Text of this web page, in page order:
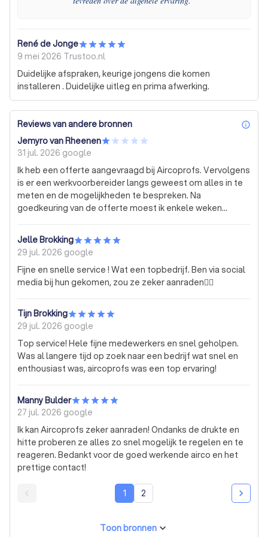
René de Jonge
9 mei 2026 Trustoo.nl
Duidelijke afspraken, keurige jongens die komen
installeren . Duidelijke uitleg en prima afwerking.
Reviews van andere bronnen
Jemyro van Rheenen
31 jul. 2026 google
Ik heb een offerte aangevraagd bij Aircoprofs. Vervolgens
is er een werkvoorbereider langs geweest om alles in te
meten en de mogelijkheden te bespreken. Na
goedkeuring van de offerte moest ik enkele weken
speciaal een vrije dag opgenomen. Toen de monteur
arriveerde, bleek hij de installatie echter niet te kunnen
uitvoeren. Hij had niet de juiste materialen bij zich en ook
geen langere ladder, terwijl vooraf bekend was dat de
buitenunit op de dakkapel geplaatst zou worden. Binnen
te hebben gedaan. Mijn vrije dag was daardoor voor niets.
Daarna kreeg ik een aangepaste offerte waar ik niet mee
akkoord ging, met opnieuw een wachttijd van vier weken
voor een nieuwe installatieafspraak. Ik vind dit geen
professionele werkwijze. De werkvoorbereider heeft zijn
werk naar mijn mening niet goed uitgevoerd. Er zijn slechts
onvoldoende beoordeeld. Daardoor is de installatiedag
volledig mislukt. Het vertrouwen in dit bedrijf ben ik kwijt.
de afspraak uit het systeem duurt onnodig lang. Al met al
een erg teleurstellende ervaring.
Jelle Brokking
29 jul. 2026 google
Fijne en snelle service ! Wat een topbedrijf. Ben via social
media bij hun gekomen, zou ze zeker aanraden👍🏻
Tijn Brokking
29 jul. 2026 google
Top service! Hele fijne medewerkers en snel geholpen.
Was al langere tijd op zoek naar een bedrijf wat snel en
enthousiast was, aircoprofs was een top ervaring!
Manny Bulder
27 jul. 2026 google
Ik kan Aircoprofs zeker aanraden! Ondanks de drukte en
hitte proberen ze alles zo snel mogelijk te regelen en te
reageren. Bedankt voor de goed werkende airco en het
prettige contact!
1 2
Toon bronnen